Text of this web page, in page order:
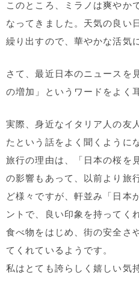
このところ、ミラノは爽やか
なってきました。天気の良い
繰り出すので、華やかな活気
さて、最近日本のニュースを
の増加」というワードをよく
実際、身近なイタリア人の友
たという話をよく聞くように
旅行の理由は、「日本の桜を
の影響もあって、以前より旅
ど様々ですが、軒並み「日本
ントで、良い印象を持ってく
食べ物をはじめ、街の安全さ
てくれているようです。
私はとても誇らしく嬉しい気